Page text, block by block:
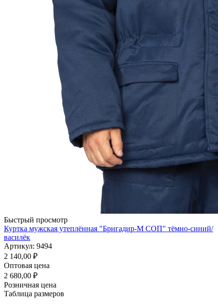
Быстрый просмотр
Куртка мужская утеплённая "Бригадир-М СОП" тёмно-синий/
василёк
Артикул: 9494
2 140,00 ₽
Оптовая цена
2 680,00 ₽
Розничная цена
Таблица размеров